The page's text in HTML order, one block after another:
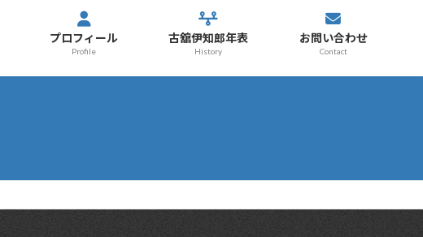
プロフィール
Profile
古舘伊知郎年表
History
お問い合わせ
Contact